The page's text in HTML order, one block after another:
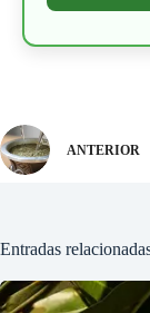
ANTERIOR
Entradas